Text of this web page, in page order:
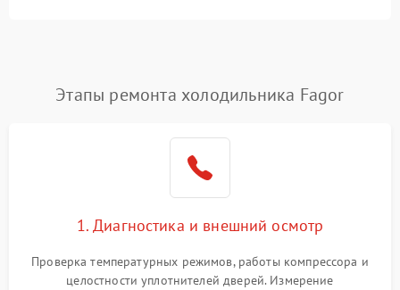
Этапы ремонта холодильника Fagor
1. Диагностика и внешний осмотр
Проверка температурных режимов, работы компрессора и
целостности уплотнителей дверей. Измерение